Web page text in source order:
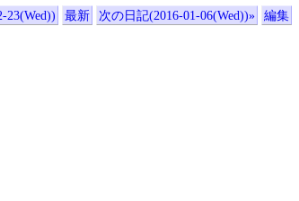
23(Wed)) 最新 次の日記(2016-01-06(Wed))» 編集